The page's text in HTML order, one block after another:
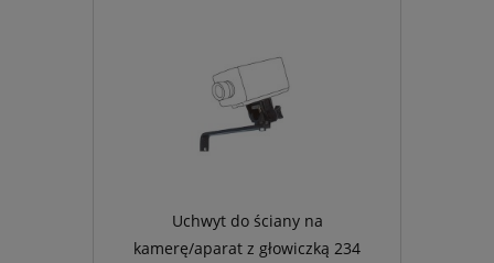
Uchwyt do ściany na
kamerę/aparat z głowiczką 234